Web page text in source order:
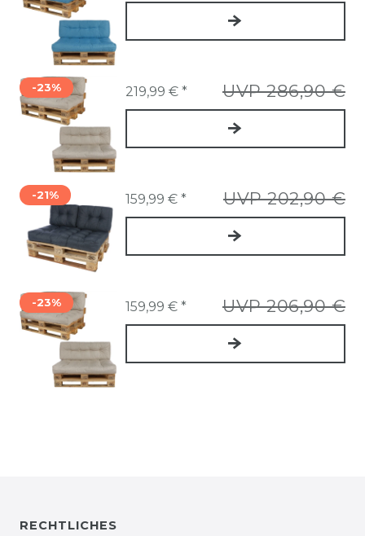
-23% UVP 286,90 €
219,99 € *
-21% UVP 202,90 €
159,99 € *
-23% UVP 206,90 €
159,99 € *
RECHTLICHES